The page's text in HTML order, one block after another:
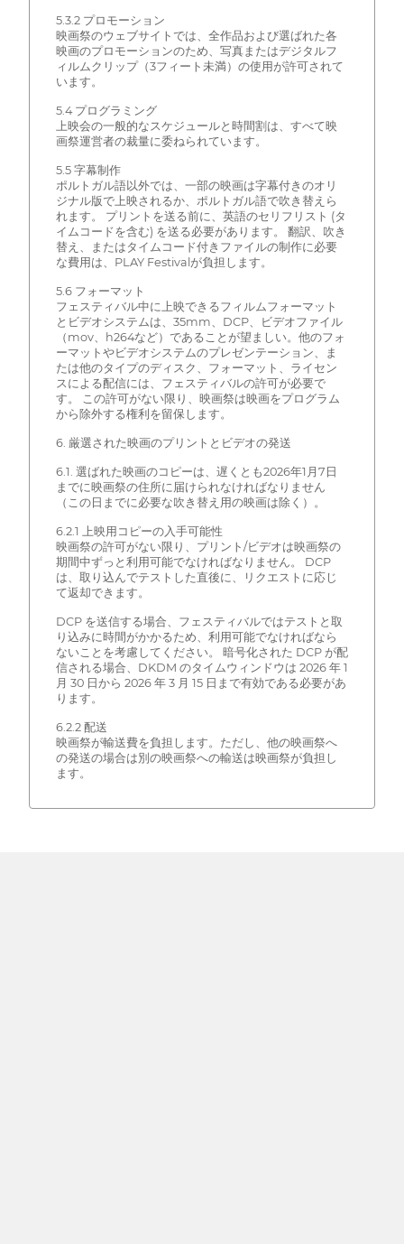
5.3.2 プロモーション
映画祭のウェブサイトでは、全作品および選ばれた各
映画のプロモーションのため、写真またはデジタルフ
ィルムクリップ（3フィート未満）の使用が許可されて
います。
5.4 プログラミング
上映会の一般的なスケジュールと時間割は、すべて映
画祭運営者の裁量に委ねられています。
5.5 字幕制作
ポルトガル語以外では、一部の映画は字幕付きのオリ
ジナル版で上映されるか、ポルトガル語で吹き替えら
れます。 プリントを送る前に、英語のセリフリスト (タ
イムコードを含む) を送る必要があります。 翻訳、吹き
替え、またはタイムコード付きファイルの制作に必要
な費用は、PLAY Festivalが負担します。
5.6 フォーマット
フェスティバル中に上映できるフィルムフォーマット
とビデオシステムは、35mm、DCP、ビデオファイル
（mov、h264など）であることが望ましい。他のフォ
ーマットやビデオシステムのプレゼンテーション、ま
たは他のタイプのディスク、フォーマット、ライセン
スによる配信には、フェスティバルの許可が必要で
す。 この許可がない限り、映画祭は映画をプログラム
から除外する権利を留保します。
6. 厳選された映画のプリントとビデオの発送
6.1. 選ばれた映画のコピーは、遅くとも2026年1月7日
までに映画祭の住所に届けられなければなりません
（この日までに必要な吹き替え用の映画は除く）。
6.2.1 上映用コピーの入手可能性
映画祭の許可がない限り、プリント/ビデオは映画祭の
期間中ずっと利用可能でなければなりません。 DCP
は、取り込んでテストした直後に、リクエストに応じ
て返却できます。
DCP を送信する場合、フェスティバルではテストと取
り込みに時間がかかるため、利用可能でなければなら
ないことを考慮してください。 暗号化された DCP が配
信される場合、DKDM のタイムウィンドウは 2026 年 1
月 30 日から 2026 年 3 月 15 日まで有効である必要があ
ります。
6.2.2 配送
映画祭が輸送費を負担します。ただし、他の映画祭へ
の発送の場合は別の映画祭への輸送は映画祭が負担し
ます。